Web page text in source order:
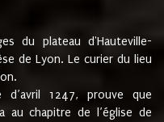
du plateau d'Hauteville-
de Lyon. Le curier du lieu
d’avril 1247, prouve que
au chapitre de l’église de